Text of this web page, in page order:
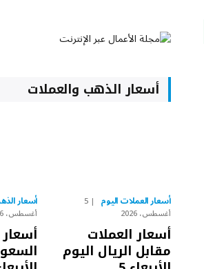
أسعار الذهب والعملات
أسعار العملات اليوم 5
أغسطس، 2026
أسعار العملات
مقابل الريال اليوم
أسعار
أغسطس، 2026